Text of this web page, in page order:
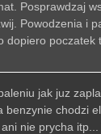
Posprawdzaj
Powodzenia i
dopiero poczatek
jak juz
benzynie chodzi
nie prycha